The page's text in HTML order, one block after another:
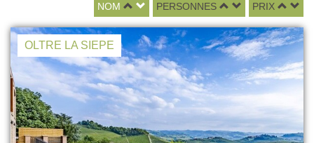
NOM PERSONNES PRIX
OLTRE LA SIEPE